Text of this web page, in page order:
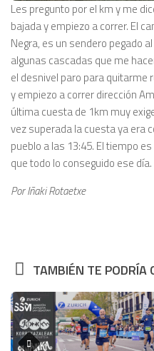
Les pregunto por el km y me
bajada y empiezo a correr. El
Negra, es un sendero pegado
algunas cascadas que me
el desnivel paro para quitarme
y empiezo a correr dirección
última cuesta de 1km muy
vez superada la cuesta ya era
pueblo a las 13:45. El tiempo
que todo lo conseguido ese día.
Por Iñaki Rotaetxe
TAMBIÉN TE PODRÍA